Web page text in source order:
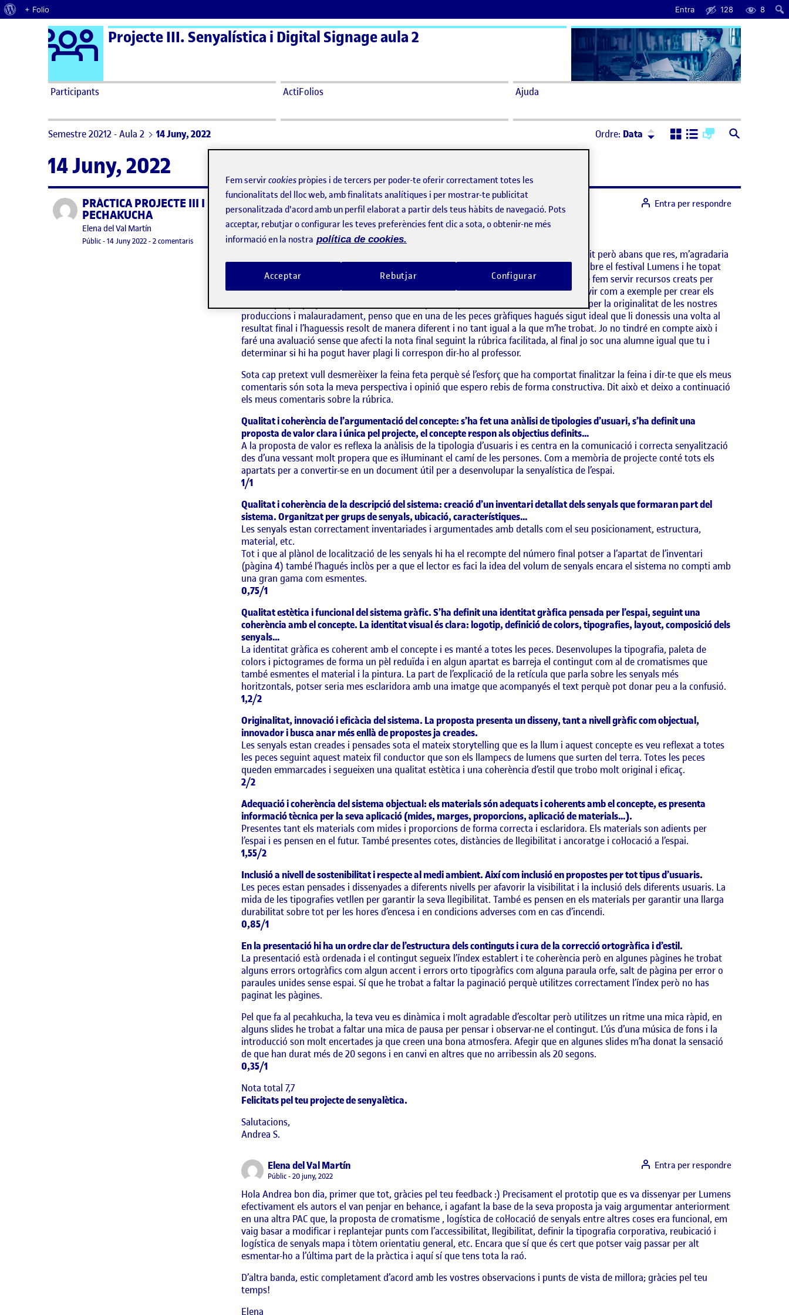
Quant al WordPress
+ Folio Entra 128 8
Saltar al contingut Logo Ágora
Projecte III. Senyalística i Digital Signage aula 2
Participants ActiFolios Ajuda
Semestre 20212 - Aula 2 14 Juny, 2022 Ordre: Data Ordre: Descendent
14 Juny, 2022
Publicat perPRÀCTICA PROJECTE III I
PECHAKUCHA
Publicat per
Elena del Val Martín
Visibilitat:
Públic-Data de publicació
14 Juny 2022-2 comentarisa PRÀCTICA PROJECTE III I PECHAKUCHA
Andrea Sardà Sarda Andujar
Visibilitat:
Públic 19 juny, 2022
Hola Elena,
Abans que res vull felicitar-te per haver arribat fins al final i entregat el treball amb èxit però abans que res, m’agradaria
que sàpigues que mentre llegia el teu treball, he tingut curiositat per saber-ne més sobre el festival Lumens i he topat
amb un treball d’una altre artista molt igual al teu a Behance. Sovint es inevitable que fem servir recursos creats per
terceres persones, ja sigui per nodrir la nostre feina com per inspirar-nos o fer-los servir com a exemple per crear els
nostres propis projectes. Com a futurs dissenyadors que som i serem, hem de vetllar per la originalitat de les nostres
produccions i malauradament, penso que en una de les peces gràfiques hagués sigut ideal que li donessis una volta al
resultat final i l’haguessis resolt de manera diferent i no tant igual a la que m’he trobat. Jo no tindré en compte això i
faré una avaluació sense que afecti la nota final seguint la rúbrica facilitada, al final jo soc una alumne igual que tu i
determinar si hi ha pogut haver plagi li correspon dir-ho al professor.
Sota cap pretext vull desmerèixer la feina feta perquè sé l’esforç que ha comportat finalitzar la feina i dir-te que els meus
comentaris són sota la meva perspectiva i opinió que espero rebis de forma constructiva. Dit això et deixo a continuació
els meus comentaris sobre la rúbrica.
Qualitat i coherència de l’argumentació del concepte: s’ha fet una anàlisi de tipologies d’usuari, s’ha definit una
proposta de valor clara i única pel projecte, el concepte respon als objectius definits…
A la proposta de valor es reflexa la anàlisis de la tipologia d’usuaris i es centra en la comunicació i correcta senyalització
des d’una vessant molt propera que es il·luminant el camí de les persones. Com a memòria de projecte conté tots els
apartats per a convertir-se en un document útil per a desenvolupar la senyalística de l’espai.
1/1
Qualitat i coherència de la descripció del sistema: creació d’un inventari detallat dels senyals que formaran part del
sistema. Organitzat per grups de senyals, ubicació, característiques…
Les senyals estan correctament inventariades i argumentades amb detalls com el seu posicionament, estructura,
material, etc.
Tot i que al plànol de localització de les senyals hi ha el recompte del número final potser a l’apartat de l’inventari
(pàgina 4) també l’hagués inclòs per a que el lector es faci la idea del volum de senyals encara el sistema no compti amb
una gran gama com esmentes.
0,75/1
Qualitat estètica i funcional del sistema gràfic. S’ha definit una identitat gràfica pensada per l’espai, seguint una
coherència amb el concepte. La identitat visual és clara: logotip, definició de colors, tipografies, layout, composició dels
senyals…
La identitat gràfica es coherent amb el concepte i es manté a totes les peces. Desenvolupes la tipografia, paleta de
colors i pictogrames de forma un pèl reduïda i en algun apartat es barreja el contingut com al de cromatismes que
també esmentes el material i la pintura. La part de l’explicació de la retícula que parla sobre les senyals més
horitzontals, potser seria mes esclaridora amb una imatge que acompanyés el text perquè pot donar peu a la confusió.
1,2/2
Originalitat, innovació i eficàcia del sistema. La proposta presenta un disseny, tant a nivell gràfic com objectual,
innovador i busca anar més enllà de propostes ja creades.
Les senyals estan creades i pensades sota el mateix storytelling que es la llum i aquest concepte es veu reflexat a totes
les peces seguint aquest mateix fil conductor que son els llampecs de lumens que surten del terra. Totes les peces
queden emmarcades i segueixen una qualitat estètica i una coherència d’estil que trobo molt original i eficaç.
2/2
Adequació i coherència del sistema objectual: els materials són adequats i coherents amb el concepte, es presenta
informació tècnica per la seva aplicació (mides, marges, proporcions, aplicació de materials…).
Presentes tant els materials com mides i proporcions de forma correcta i esclaridora. Els materials son adients per
l’espai i es pensen en el futur. També presentes cotes, distàncies de llegibilitat i ancoratge i col·locació a l’espai.
1,55/2
Inclusió a nivell de sostenibilitat i respecte al medi ambient. Així com inclusió en propostes per tot tipus d’usuaris.
Les peces estan pensades i dissenyades a diferents nivells per afavorir la visibilitat i la inclusió dels diferents usuaris. La
mida de les tipografies vetllen per garantir la seva llegibilitat. També es pensen en els materials per garantir una llarga
durabilitat sobre tot per les hores d’encesa i en condicions adverses com en cas d’incendi.
0,85/1
En la presentació hi ha un ordre clar de l’estructura dels continguts i cura de la correcció ortogràfica i d’estil.
La presentació està ordenada i el contingut segueix l’índex establert i te coherència però en algunes pàgines he trobat
alguns errors ortogràfics com algun accent i errors orto tipogràfics com alguna paraula orfe, salt de pàgina per error o
paraules unides sense espai. Sí que he trobat a faltar la paginació perquè utilitzes correctament l’índex però no has
paginat les pàgines.
Pel que fa al pecahkucha, la teva veu es dinàmica i molt agradable d’escoltar però utilitzes un ritme una mica ràpid, en
alguns slides he trobat a faltar una mica de pausa per pensar i observar-ne el contingut. L’ús d’una música de fons i la
introducció son molt encertades ja que creen una bona atmosfera. Afegir que en algunes slides m’ha donat la sensació
de que han durat més de 20 segons i en canvi en altres que no arribessin als 20 segons.
0,35/1
Nota total 7,7
Felicitats pel teu projecte de senyalètica.
Salutacions,
Andrea S.
Entra per respondre
Elena del Val Martínsays:
Visibilitat:
Públic 20 juny, 2022
Hola Andrea bon dia, primer que tot, gràcies pel teu feedback :) Precisament el prototip que es va dissenyar per Lumens
efectivament els autors el van penjar en behance, i agafant la base de la seva proposta ja vaig argumentar anteriorment
en una altra PAC que, la proposta de cromatisme , logística de col·locació de senyals entre altres coses era funcional, em
vaig basar a modificar i replantejar punts com l’accessibilitat, llegibilitat, definir la tipografia corporativa, reubicació i
logística de senyals mapa i tòtem orientatiu general, etc. Encara que sí que és cert que potser vaig passar per alt
esmentar-ho a l’última part de la pràctica i aquí sí que tens tota la raó.
D’altra banda, estic completament d’acord amb les vostres observacions i punts de vista de millora; gràcies pel teu
temps!
Elena
Entra per respondre
Fem servircookies pròpies i de tercers per poder-te oferir correctament totes les
funcionalitats del lloc web, amb finalitats analítiques i per mostrar-te publicitat
personalitzada d'acord amb un perfil elaborat a partir dels teus hàbits de navegació. Pots
acceptar, rebutjar o configurar les teves preferències fent clic a sota, o obtenir-ne més
informació en la nostra política de cookies.
Rebutjar
Acceptar Configurar